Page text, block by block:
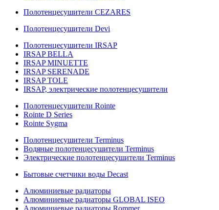
Полотенцесушители CEZARES
Полотенцесушители Devi
Полотенцесушители IRSAP
IRSAP BELLA
IRSAP MINUETTE
IRSAP SERENADE
IRSAP TOLE
IRSAP, электрические полотенцесушители
Полотенцесушители Rointe
Rointe D Series
Rointe Sygma
Полотенцесушители Terminus
Водяные полотенцесушители Terminus
Электрические полотенцесушители Terminus
Бытовые счетчики воды Decast
Алюминиевые радиаторы
Алюминиевые радиаторы GLOBAL ISEO
Алюминиевые радиаторы Rommer